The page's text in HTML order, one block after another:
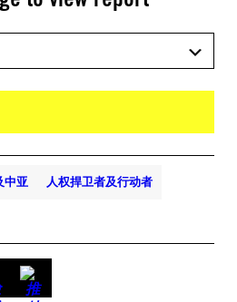
中亚 人权捍卫者及行动者